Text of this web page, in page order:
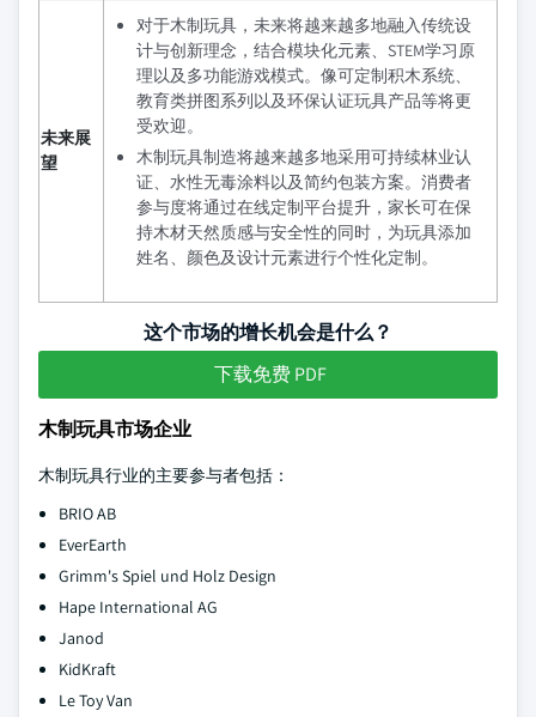
未来展
望
对于木制玩具，未来将越来越多地融入传统设
计与创新理念，结合模块化元素、STEM学习原
理以及多功能游戏模式。像可定制积木系统、
教育类拼图系列以及环保认证玩具产品等将更
受欢迎。
木制玩具制造将越来越多地采用可持续林业认
证、水性无毒涂料以及简约包装方案。消费者
参与度将通过在线定制平台提升，家长可在保
持木材天然质感与安全性的同时，为玩具添加
姓名、颜色及设计元素进行个性化定制。
这个市场的增长机会是什么？
下载免费 PDF
木制玩具市场企业
木制玩具行业的主要参与者包括：
BRIO AB
EverEarth
Grimm's Spiel und Holz Design
Hape International AG
Janod
KidKraft
Le Toy Van